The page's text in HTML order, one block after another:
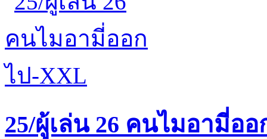
25/ผู้เล่น 26 คนไมอามี่อ